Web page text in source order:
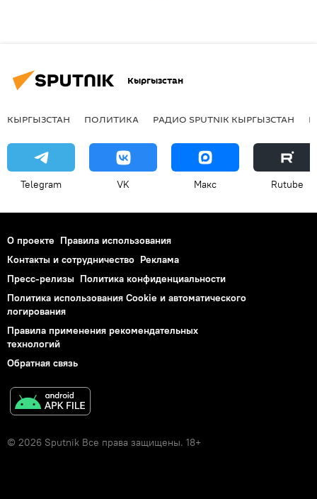
Кыргызстан
КЫРГЫЗСТАН ПОЛИТИКА РАДИО SPUTNIK КЫРГЫЗСТАН
Telegram VK Макс Rutube
О проекте Правила использования
Контакты и сотрудничество Реклама
Пресс-релизы Политика конфиденциальности
Политика использования Cookie и автоматического
логирования
Правила применения рекомендательных
технологий
Обратная связь
© 2026 Sputnik Все права защищены. 18+